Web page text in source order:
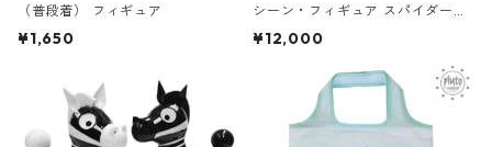
（普段着） フィギュア
¥1,650
シーン・フィギュア スパイダーマ
ン ブラックスーツ/プラチナム・エ
レン/Spider-Man Vol.1 #1） スタ
チュー MARVEL
¥12,000